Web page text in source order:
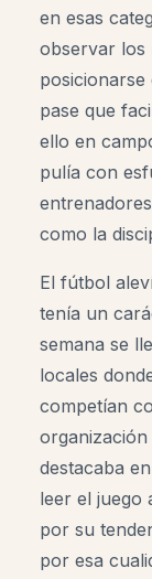
en esas
observar los
pase que
ello en
pulía con
como la
El fútbol
tenía un
semana se
locales
competían
destacaba
leer el juego
por su
por esa